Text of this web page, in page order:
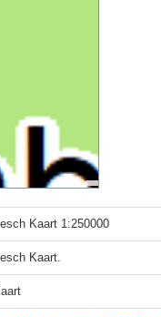
Kaart 1:250000
Kaart.